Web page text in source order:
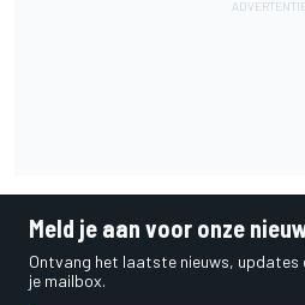
Meld je aan voor onze
Ontvang het laatste nieuws, updates
je mailbox.